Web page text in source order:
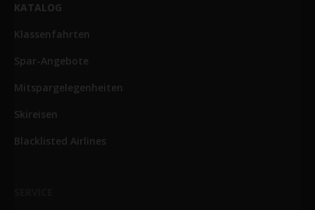
KATALOG
Klassenfahrten
Spar-Angebote
Mitspargelegenheiten
Skireisen
Blacklisted Airlines